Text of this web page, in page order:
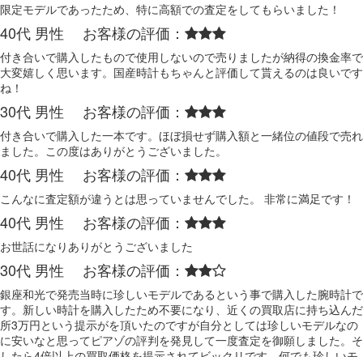
限定モデルであったため、特に高額での査定をしてもらいました！
40代 男性 お客様の評価：
付き合いで購入したもので使用しないので売りましたが納得の換金率で
大変嬉しく思います。国産時計もちゃんと評価して貰えるのは良いです
ね！
30代 男性 お客様の評価：
付き合いで購入した一本です。ほぼ損せず購入額と一緒位の値段で売れ
ました。この度はありがとうございました。
40代 男性 お客様の評価：
こんなに査定額が違うとは思っていませんでした。 非常に満足です！
40代 男性 お客様の評価：
お世話になりありがとうございました
30代 男性 お客様の評価：
銀座和光で発売当時に珍しいモデルであるという事で購入した腕時計で
す。新しい時計を購入したため不要になり、近くの買取店に持ち込んだ
所3万円という提示がを頂いたのですが自分としては珍しいモデルなの
に安いなと思ってピアゾの評判を発見して一度査定を御願しました。そ